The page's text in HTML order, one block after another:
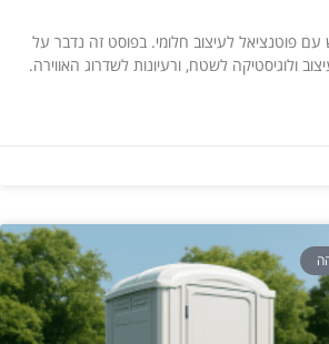
פוטנציאל לעיצוב חלומי. בפוסט זה נדבר על
ולוגיסטיקה לשטח, ורעיונות לשדרוג האווירה.